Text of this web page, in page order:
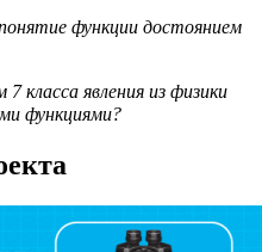
функции достоянием
класса явления из физики
функциями?